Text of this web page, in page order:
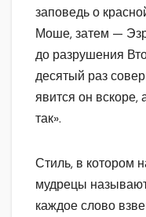
заповедь о
Моше, затем —
до разрушения
десятый раз
явится он вскоре,
так».
Стиль, в котором
мудрецы
каждое слово